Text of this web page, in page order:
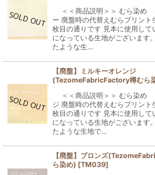
＜＜商品説明＞＞ むら染め
ー 廃盤時の代替えむらプリント
枚目の通りです 見本に使用して
になっている生地がございます
たような生…
【廃盤】ミルキーオレンジ
(TezomeFabricFactory樽むら
＜＜商品説明＞＞ むら染め
ジ 廃盤時の代替えむらプリント
枚目の通りです 見本に使用して
になっている生地がございます
たような生地で…
【廃盤】ブロンズ
ら染め) [TM039]